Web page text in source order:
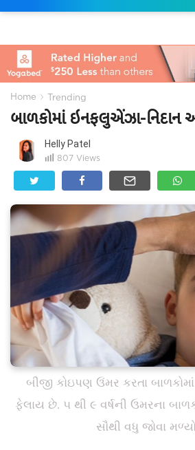
Home › Trending
બાળકોમાં ઇનફલુએંઝા-નિદાન
Helly Patel
807 Views
બીજી કોઇપણ ઉંમર કરતા
ફેલાય છે. ૫ થી ૯ વર્ષની ઉમરના
સૌથી વધુ જોવા